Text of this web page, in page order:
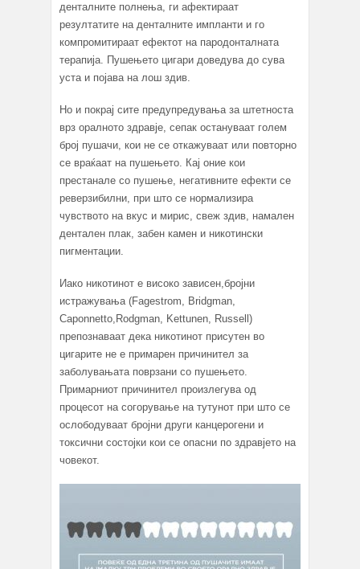
денталните полнења, ги афектираат
резултатите на денталните импланти и го
компромитираат ефектот на пародонталната
терапија. Пушењето цигари доведува до сува
уста и појава на лош здив.
Но и покрај сите предупредувања за штетноста
врз оралното здравје, сепак остануваат голем
број пушачи, кои не се откажуваат или повторно
се враќаат на пушењето. Кај оние кои
престанале со пушење, негативните ефекти се
реверзибилни, при што се нормализира
чувството на вкус и мирис, свеж здив, намален
дентален плак, забен камен и никотински
пигментации.
Иако никотинот е високо зависен,бројни
истражувања (Fagestrom, Bridgman,
Caponnetto,Rodgman, Kettunen, Russell)
препознаваат дека никотинот присутен во
цигарите не е примарен причинител за
заболувањата поврзани со пушењето.
Примарниот причинител произлегува од
процесот на согорување на тутунот при што се
ослободуваат бројни други канцерогени и
токсични состојки кои се опасни по здравјето на
човекот.